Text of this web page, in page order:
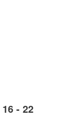
16 - 22